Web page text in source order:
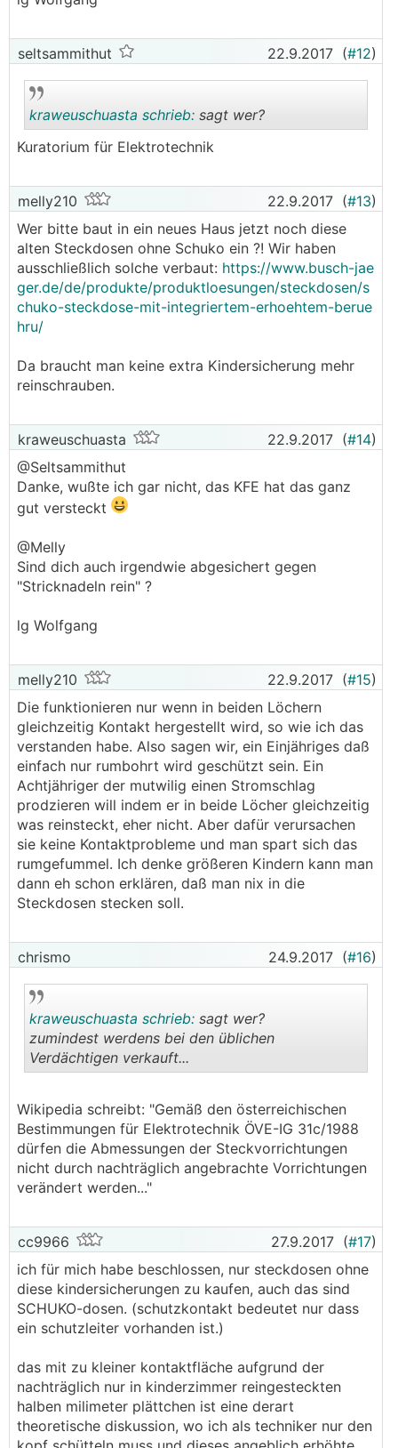
seltsammithut 22.9.2017 (#12)
..
kraweuschuasta schrieb: sagt wer?
Kuratorium für Elektrotechnik
melly210 22.9.2017 (#13)
Wer bitte baut in ein neues Haus jetzt noch diese
alten Steckdosen ohne Schuko ein ?! Wir haben
ausschließlich solche verbaut: https://www.busch-jae
ger.de/de/produkte/produktloesungen/steckdosen/s
chuko-steckdose-mit-integriertem-erhoehtem-berue
hru/
Da braucht man keine extra Kindersicherung mehr
reinschrauben.
kraweuschuasta 22.9.2017 (#14)
@Seltsammithut
Danke, wußte ich gar nicht, das KFE hat das ganz
gut versteckt
@Melly
Sind dich auch irgendwie abgesichert gegen
"Stricknadeln rein" ?
lg Wolfgang
melly210 22.9.2017 (#15)
Die funktionieren nur wenn in beiden Löchern
gleichzeitig Kontakt hergestellt wird, so wie ich das
verstanden habe. Also sagen wir, ein Einjähriges daß
einfach nur rumbohrt wird geschützt sein. Ein
Achtjähriger der mutwilig einen Stromschlag
prodzieren will indem er in beide Löcher gleichzeitig
was reinsteckt, eher nicht. Aber dafür verursachen
sie keine Kontaktprobleme und man spart sich das
rumgefummel. Ich denke größeren Kindern kann man
dann eh schon erklären, daß man nix in die
Steckdosen stecken soll.
chrismo 24.9.2017 (#16)
kraweuschuasta schrieb: sagt wer?
zumindest werdens bei den üblichen
Verdächtigen verkauft...
Wikipedia schreibt: "Gemäß den österreichischen
Bestimmungen für Elektrotechnik ÖVE-IG 31c/1988
dürfen die Abmessungen der Steckvorrichtungen
nicht durch nachträglich angebrachte Vorrichtungen
verändert werden..."
cc9966 27.9.2017 (#17)
ich für mich habe beschlossen, nur steckdosen ohne
diese kindersicherungen zu kaufen, auch das sind
SCHUKO-dosen. (schutzkontakt bedeutet nur dass
ein schutzleiter vorhanden ist.)
das mit zu kleiner kontaktfläche aufgrund der
nachträglich nur in kinderzimmer reingesteckten
halben milimeter plättchen ist eine derart
theoretische diskussion, wo ich als techniker nur den